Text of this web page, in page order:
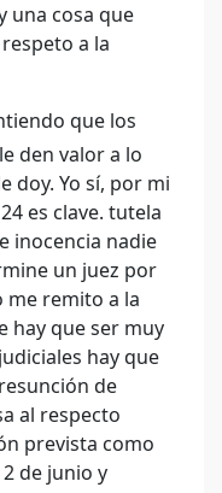
una cosa que
a la
que los
den valor a lo
doy. Yo sí, por mi
es clave. tutela
inocencia nadie
un juez por
remito a la
hay que ser muy
hay que
de
al respecto
prevista como
de junio y